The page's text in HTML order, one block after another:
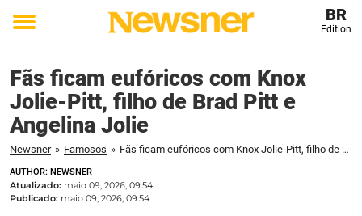
Toggle
BR
Edition
Fãs ficam eufóricos com Knox
Jolie-Pitt, filho de Brad Pitt e
Angelina Jolie
Newsner » Famosos » Fãs ficam eufóricos com Knox Jolie-Pitt, filho de Brad Pitt e Angelina Jolie
AUTHOR: NEWSNER
Atualizado: maio 09, 2026, 09:54
Publicado: maio 09, 2026, 09:54